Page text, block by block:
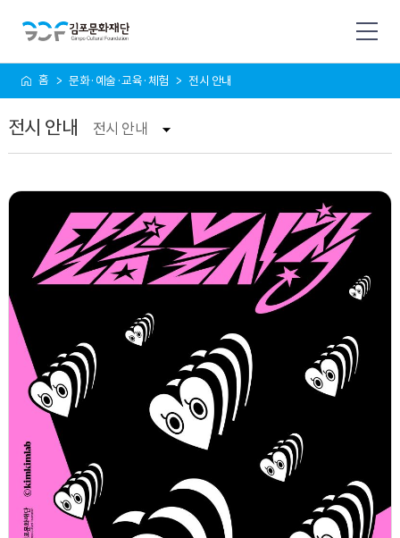
사
이
홈 문화·예술·교육·체험 전시 안내
전시 안내 전시 안내